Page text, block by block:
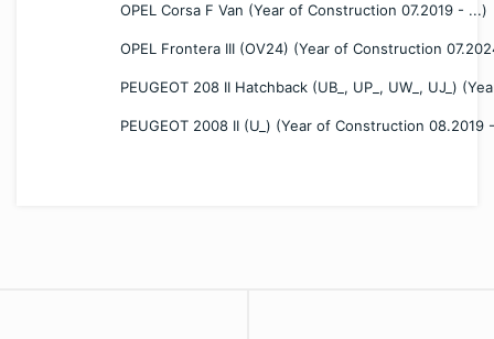
OPEL Corsa F Van (Year of Construction 07.2019 - ...)
OPEL Frontera III (OV24) (Year of Construction
PEUGEOT 208 II Hatchback (UB_, UP_, UW_, UJ_)
PEUGEOT 2008 II (U_) (Year of Construction 08.2019